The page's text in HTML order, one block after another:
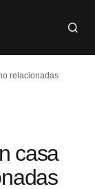
relacionadas
casa